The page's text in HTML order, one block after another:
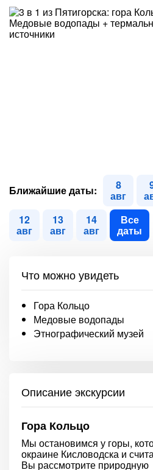
Ближайшие даты: 8
авг
12
авг
13
авг
14
авг
Все
даты
Что можно увидеть
Гора Кольцо
Медовые водопады
Этнографический музей
Описание экскурсии
Гора Кольцо
Мы остановимся у горы,
окраине Кисловодска и
Вы рассмотрите природную